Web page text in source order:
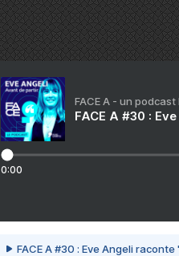
FACE A - un
FACE A #30 :
0:00
FACE A #30 : Eve Angeli